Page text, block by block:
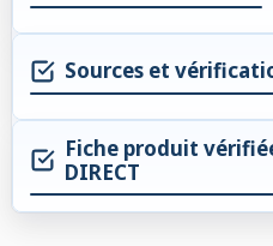
Sources et
Fiche produit
DIRECT